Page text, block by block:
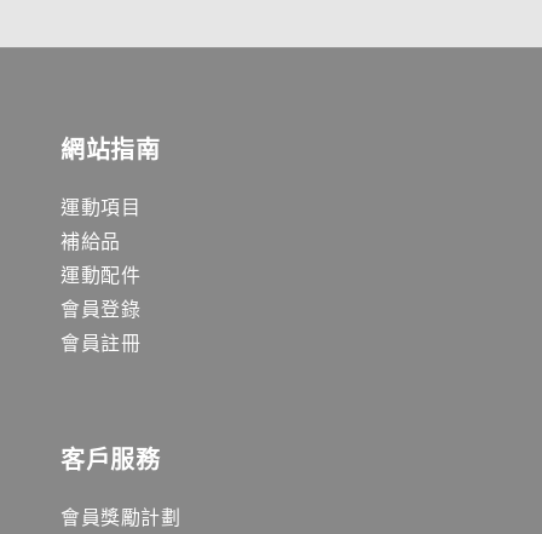
網站指南
運動項目
補給品
運動配件
會員登錄
會員註冊
客戶服務
會員獎勵計劃